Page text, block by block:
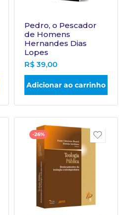
Pedro, o Pescador
de Homens
Hernandes Dias
Lopes
R$ 39,00
Adicionar ao carrinho
-26%